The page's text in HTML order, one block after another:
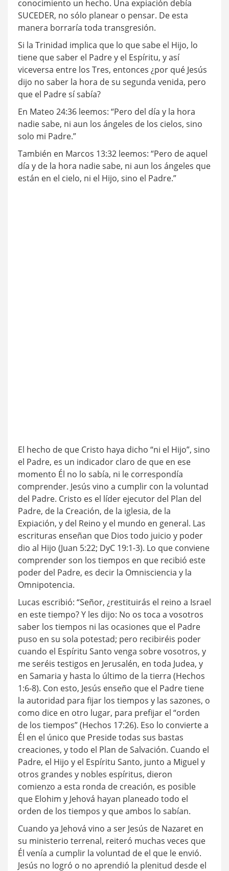
conocimiento un hecho. Una expiación debía
SUCEDER, no sólo planear o pensar. De esta
manera borraría toda transgresión.
Si la Trinidad implica que lo que sabe el Hijo, lo
tiene que saber el Padre y el Espíritu, y así
viceversa entre los Tres, entonces ¿por qué Jesús
dijo no saber la hora de su segunda venida, pero
que el Padre sí sabía?
En Mateo 24:36 leemos: “Pero del día y la hora
nadie sabe, ni aun los ángeles de los cielos, sino
solo mi Padre.”
También en Marcos 13:32 leemos: “Pero de aquel
día y de la hora nadie sabe, ni aun los ángeles que
están en el cielo, ni el Hijo, sino el Padre.”
El hecho de que Cristo haya dicho “ni el Hijo”, sino
el Padre, es un indicador claro de que en ese
momento Él no lo sabía, ni le correspondía
comprender. Jesús vino a cumplir con la voluntad
del Padre. Cristo es el líder ejecutor del Plan del
Padre, de la Creación, de la iglesia, de la
Expiación, y del Reino y el mundo en general. Las
escrituras enseñan que Dios todo juicio y poder
dio al Hijo (Juan 5:22; DyC 19:1-3). Lo que conviene
comprender son los tiempos en que recibió este
poder del Padre, es decir la Omnisciencia y la
Omnipotencia.
Lucas escribió: “Señor, ¿restituirás el reino a Israel
en este tiempo?Y les dijo: No os toca a vosotros
saber los tiempos ni las ocasiones que el Padre
puso en su sola potestad; pero recibiréis poder
cuando el Espíritu Santo venga sobre vosotros, y
me seréis testigos en Jerusalén, en toda Judea, y
en Samaria y hasta lo último de la tierra (Hechos
1:6-8). Con esto, Jesús enseño que el Padre tiene
la autoridad para fijar los tiempos y las sazones, o
como dice en otro lugar, para prefijar el “orden
de los tiempos” (Hechos 17:26). Eso lo convierte a
Él en el único que Preside todas sus bastas
creaciones, y todo el Plan de Salvación. Cuando el
Padre, el Hijo y el Espíritu Santo, junto a Miguel y
otros grandes y nobles espíritus, dieron
comienzo a esta ronda de creación, es posible
que Elohim y Jehová hayan planeado todo el
orden de los tiempos y que ambos lo sabían.
Cuando ya Jehová vino a ser Jesús de Nazaret en
su ministerio terrenal, reiteró muchas veces que
Él venía a cumplir la voluntad de el que le envió.
Jesús no logró o no aprendió la plenitud desde el